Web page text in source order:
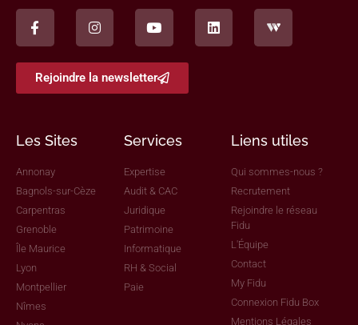
Rejoindre la newsletter
Les Sites
Annonay
Bagnols-sur-Cèze
Carpentras
Grenoble
Île Maurice
Lyon
Montpellier
Nîmes
Services
Expertise
Audit & CAC
Juridique
Patrimoine
Informatique
RH & Social
Paie
Liens utiles
Qui sommes-nous ?
Recrutement
Rejoindre le réseau
Fidu
L'Équipe
Contact
My Fidu
Connexion Fidu Box
Mentions Légales